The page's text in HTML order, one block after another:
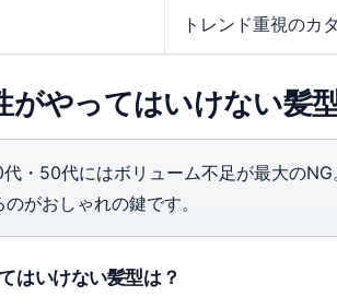
トレンド重視のカ
がやってはいけない髪
・50代にはボリューム不足が最大の
がおしゃれの鍵です。
はいけない髪型は？